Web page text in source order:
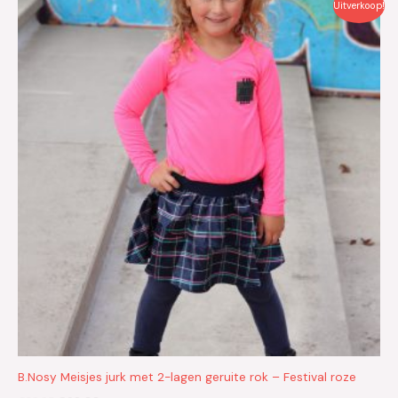
Uitverkoop!
B.Nosy Meisjes jurk met 2-lagen geruite rok – Festival roze
prijs
was:
prijs
is: